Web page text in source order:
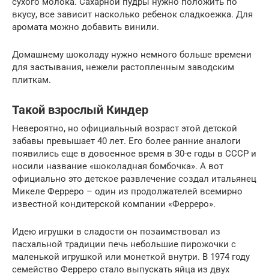
вкусу, все зависит насколько ребенок сладкоежка. Для
аромата можно добавить винили.
Домашнему шоколаду нужно немного больше времени
для застывания, нежели растопленным заводским
плиткам.
Такой взрослый Киндер
Невероятно, но официальный возраст этой детской
забавы превышает 40 лет. Его более ранние аналоги
появились еще в довоенное время в 30-е годы в СССР и
носили название «шоколадная бомбочка». А вот
официально это детское развлечение создал итальянец
Микеле Ферреро – один из продолжателей всемирно
известной кондитерской компании «Ферреро».
Идею игрушки в сладости он позаимствовал из
пасхальной традиции печь небольшие пирожочки с
маленькой игрушкой или монеткой внутри. В 1974 году
семейство Ферреро стало выпускать яйца из двух